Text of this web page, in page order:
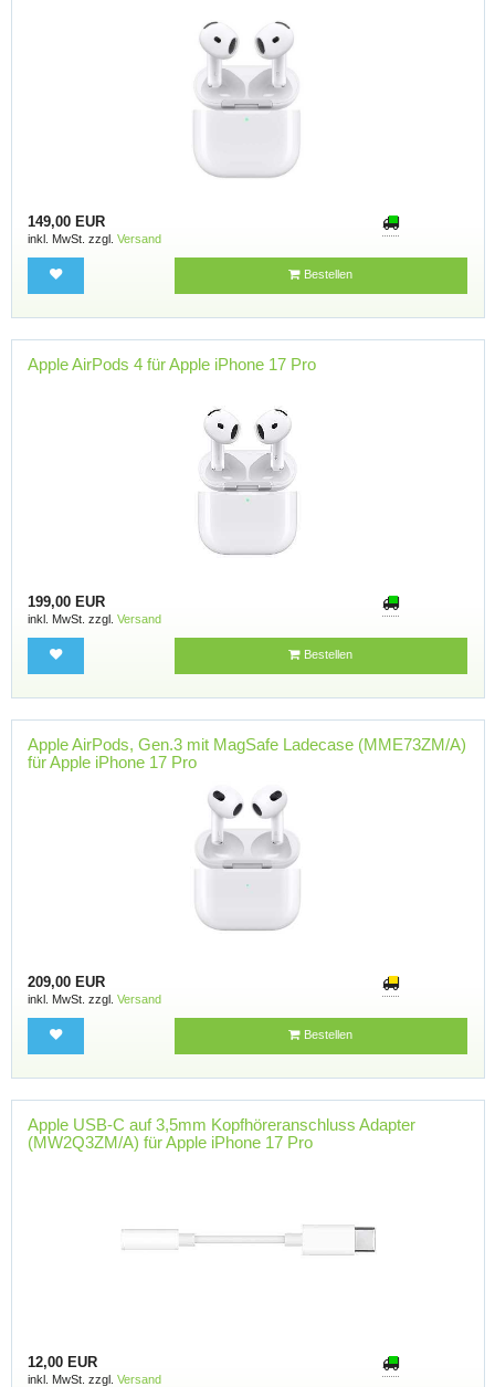
149,00 EUR
inkl. MwSt. zzgl. Versand
Bestellen
Apple AirPods 4 für Apple iPhone 17 Pro
199,00 EUR
inkl. MwSt. zzgl. Versand
Bestellen
Apple AirPods, Gen.3 mit MagSafe Ladecase (MME73ZM/A)
für Apple iPhone 17 Pro
209,00 EUR
inkl. MwSt. zzgl. Versand
Bestellen
Apple USB-C auf 3,5mm Kopfhöreranschluss Adapter
(MW2Q3ZM/A) für Apple iPhone 17 Pro
12,00 EUR
inkl. MwSt. zzgl. Versand